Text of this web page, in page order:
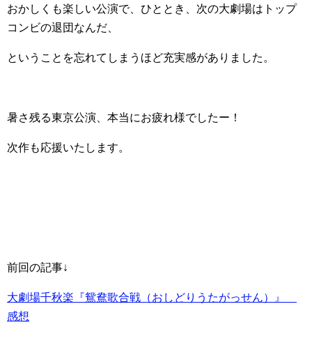
おかしくも楽しい公演で、ひととき、次の大劇場はトップ
コンビの退団なんだ、
ということを忘れてしまうほど充実感がありました。
暑さ残る東京公演、本当にお疲れ様でしたー！
次作も応援いたします。
前回の記事↓
大劇場千秋楽『鴛鴦歌合戦（おしどりうたがっせん）』
感想